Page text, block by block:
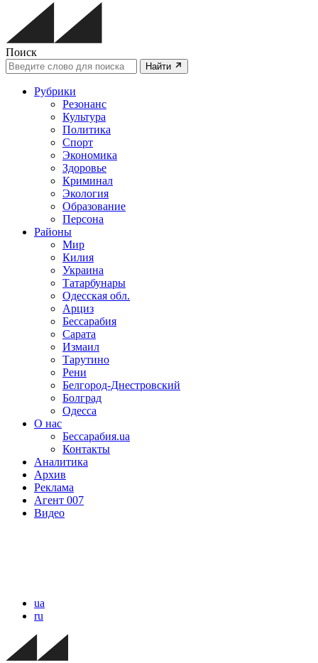
Поиск
Найти
Рубрики
Резонанс
Культура
Политика
Спорт
Экономика
Здоровье
Криминал
Экология
Образование
Персона
Районы
Мир
Килия
Украина
Татарбунары
Одесская обл.
Арциз
Бессарабия
Сарата
Измаил
Тарутино
Рени
Белгород-Днестровский
Болград
Одесса
О нас
Бессарабия.ua
Контакты
Аналитика
Архив
Реклама
Агент 007
Видео
ua
ru